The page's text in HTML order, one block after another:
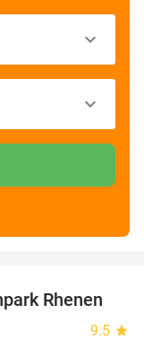
19%
Rhenen
9.5 star